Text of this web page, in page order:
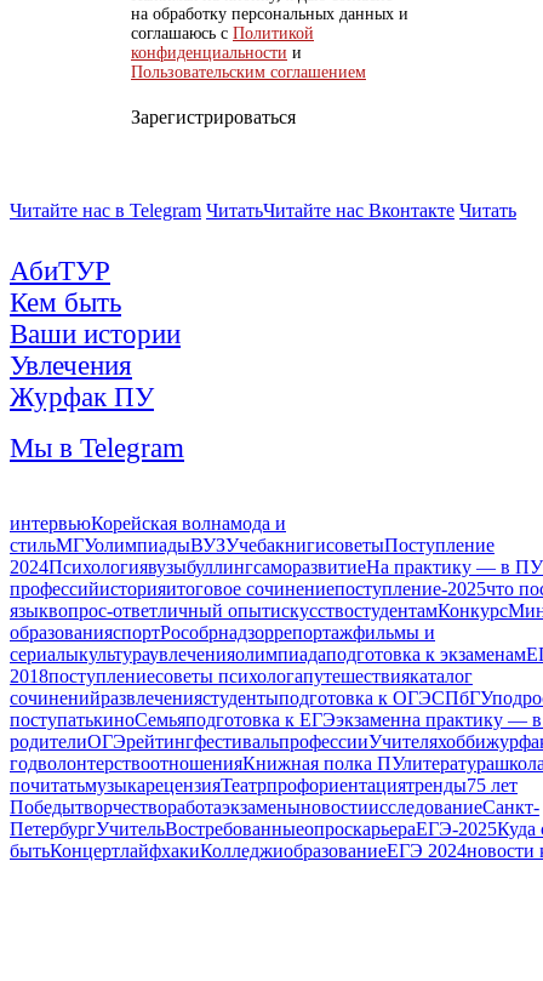
на обработку персональных данных и
соглашаюсь с Политикой
конфиденциальности и
Пользовательским соглашением
Зарегистрироваться
Читайте нас в Telegram ЧитатьЧитайте нас Вконтакте Читать
АбиТУР
Кем быть
Ваши истории
Увлечения
Журфак ПУ
Мы в Telegram
интервьюКорейская волнамода и
стильМГУолимпиадыВУЗУчебакнигисоветыПоступление
2024ПсихологиявузыбуллингсаморазвитиеНа практику — в
профессийисторияитоговое сочинениепоступление-2025что
языквопрос-ответличный опытискусствостудентамКонкурс
образованияспортРособрнадзоррепортажфильмы и
сериалыкультураувлеченияолимпиадаподготовка к экзаменам
2018поступлениесоветы психологапутешествиякаталог
сочиненийразвлечениястудентыподготовка к ОГЭСПбГУ
поступатькиноСемьяподготовка к ЕГЭэкзаменна практику —
родителиОГЭрейтингфестивальпрофессииУчителяхобби
годволонтерствоотношенияКнижная полка ПУлитература
почитатьмузыкарецензияТеатрпрофориентациятренды75 лет
ПобедытворчествоработаэкзаменыновостиисследованиеСанкт-
ПетербургУчительВостребованныеопроскарьераЕГЭ-2025Куда
бытьКонцертлайфхакиКолледжиобразованиеЕГЭ 2024новости